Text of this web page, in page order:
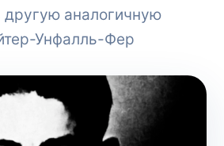
другую аналогичную
Унфалль-Фер